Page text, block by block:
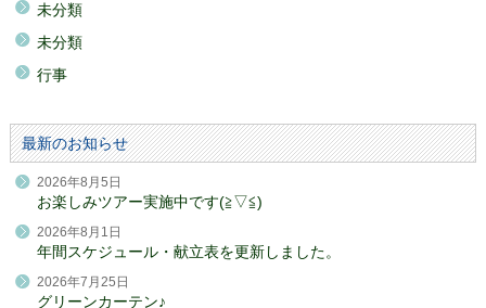
未分類
未分類
行事
最新のお知らせ
2026年8月5日
お楽しみツアー実施中です(≧▽≦)
2026年8月1日
年間スケジュール・献立表を更新しました。
2026年7月25日
グリーンカーテン♪